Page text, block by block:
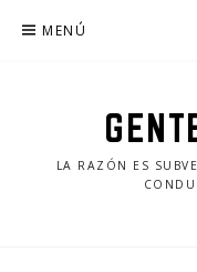
MENÚ
LA RAZÓN ES